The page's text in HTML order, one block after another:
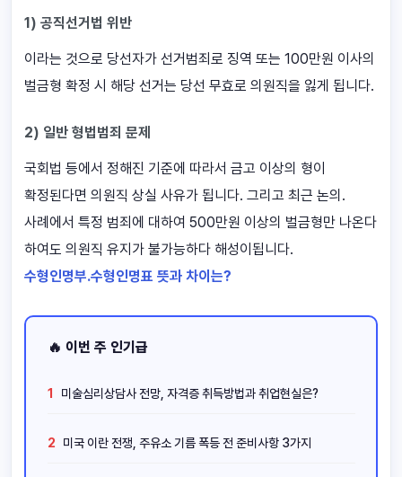
1) 공직선거법 위반
이라는 것으로 당선자가 선거범죄로 징역 또는 100만원 이사의
벌금형 확정 시 해당 선거는 당선 무효로 의원직을 잃게 됩니다.
2) 일반 형법범죄 문제
국회법 등에서 정해진 기준에 따라서 금고 이상의 형이
확정된다면 의원직 상실 사유가 됩니다. 그리고 최근 논의.
사례에서 특정 범죄에 대하여 500만원 이상의 벌금형만 나온다
하여도 의원직 유지가 불가능하다 해성이됩니다.
수형인명부.수형인명표 뜻과 차이는?
🔥 이번 주 인기급
1 미술심리상담사 전망, 자격증 취득방법과 취업현실은?
2 미국 이란 전쟁, 주유소 기름 폭등 전 준비사항 3가지